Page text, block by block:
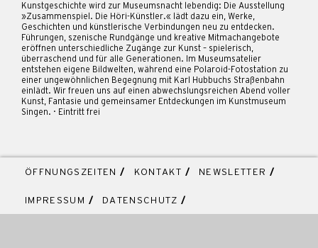
Kunstgeschichte wird zur Museumsnacht lebendig: Die Ausstellung
»Zusammenspiel. Die Höri-Künstler.« lädt dazu ein, Werke,
Geschichten und künstlerische Verbindungen neu zu entdecken.
Führungen, szenische Rundgänge und kreative Mitmachangebote
eröffnen unterschiedliche Zugänge zur Kunst – spielerisch,
überraschend und für alle Generationen. Im Museumsatelier
entstehen eigene Bildwelten, während eine Polaroid-Fotostation zu
einer ungewöhnlichen Begegnung mit Karl Hubbuchs Straßenbahn
einlädt. Wir freuen uns auf einen abwechslungsreichen Abend voller
Kunst, Fantasie und gemeinsamer Entdeckungen im Kunstmuseum
Singen. · Eintritt frei
ÖFFNUNGSZEITEN / KONTAKT / NEWSLETTER /
IMPRESSUM / DATENSCHUTZ /